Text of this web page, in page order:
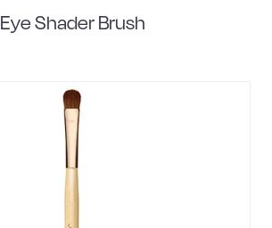
Eye Shader Brush